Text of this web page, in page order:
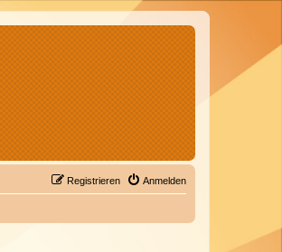
Anmelden
Registrieren